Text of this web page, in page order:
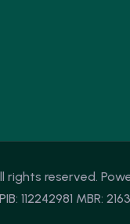
reserved.
112242981 MBR: